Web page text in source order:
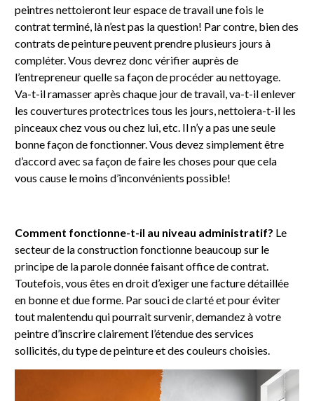
peintres nettoieront leur espace de travail une fois le
contrat terminé, là n’est pas la question! Par contre, bien des
contrats de peinture peuvent prendre plusieurs jours à
compléter. Vous devrez donc vérifier auprès de
l’entrepreneur quelle sa façon de procéder au nettoyage.
Va-t-il ramasser après chaque jour de travail, va-t-il enlever
les couvertures protectrices tous les jours, nettoiera-t-il les
pinceaux chez vous ou chez lui, etc. Il n’y a pas une seule
bonne façon de fonctionner. Vous devez simplement être
d’accord avec sa façon de faire les choses pour que cela
vous cause le moins d’inconvénients possible!
Comment fonctionne-t-il au niveau administratif? Le
secteur de la construction fonctionne beaucoup sur le
principe de la parole donnée faisant office de contrat.
Toutefois, vous êtes en droit d’exiger une facture détaillée
en bonne et due forme. Par souci de clarté et pour éviter
tout malentendu qui pourrait survenir, demandez à votre
peintre d’inscrire clairement l’étendue des services
sollicités, du type de peinture et des couleurs choisies.